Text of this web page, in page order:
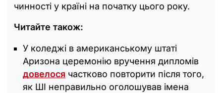
чинності у країні на початку цього року.
Читайте також:
У коледжі в американському штаті
Аризона церемонію вручення дипломів
довелося частково повторити після того,
як ШІ неправильно оголошував імена